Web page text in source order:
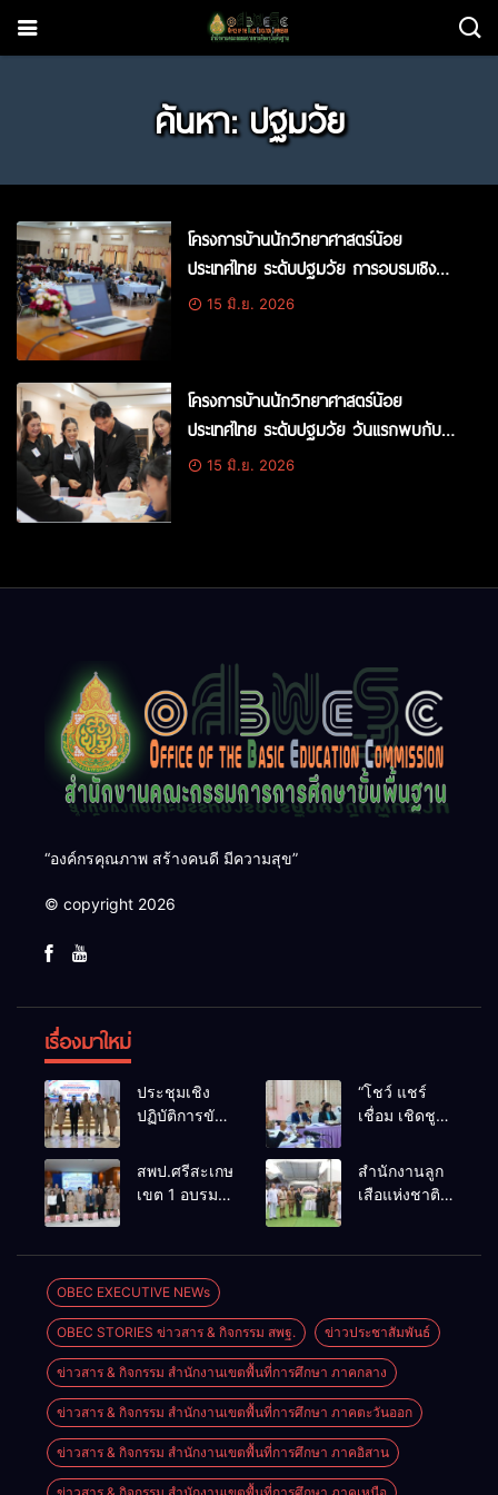
ค้นหา: ปฐมวัย
โครงการบ้านนักวิทยาศาสตร์น้อย
ประเทศไทย ระดับปฐมวัย การอบรมเชิง
ปฏิบัติการ ขั้นเฉพาะทาง หัวข้อ การบริโภค
15 มิ.ย. 2026
โครงการบ้านนักวิทยาศาสตร์น้อย
ประเทศไทย ระดับปฐมวัย วันแรกพบกับ
กิจกรรมขั้นพื้นฐาน เรื่อง น้ำ อากาศ
15 มิ.ย. 2026
“องค์กรคุณภาพ สร้างคนดี มีความสุข”
© copyright 2026
เรื่องมาใหม่
ประชุมเชิง
ปฏิบัติการขับ
เสนอการ
บริหารงาน
ด้านการศึกษา
ในภูมิภาค
ของสำนักงาน
ศึกษาธิการ
ภาค 11
“โชว์ แชร์
เชื่อม เชิดชู
โรงเรียน
มาตรฐาน
วางแผน
ภูมิภาค
สพป.ศรีสะเกษ
เขต 1 อบรม
นิเทศภายใน
เพื่อเสริมสร้าง
สมรรถนะครู
และยกระดับ
คุณภาพผู้
เรียนอย่าง
ยั่งยืนของ
โรงเรียน
ขยายโอกาส
สำนักงานลูก
เสือแห่งชาติ
พวงหรีด เพื่อ
ร่วมแสดง
ความอาลัยต่อ
การจากไป
ของ รอง
ผอ.โรงเรียน
เทพศิรินทร์
OBEC EXECUTIVE NEWs
OBEC STORIES ข่าวสาร & กิจกรรม สพฐ. ข่าวประชาสัมพันธ์
ข่าวสาร & กิจกรรม สำนักงานเขตพื้นที่การศึกษา ภาคกลาง
ข่าวสาร & กิจกรรม สำนักงานเขตพื้นที่การศึกษา ภาคตะวันออก
ข่าวสาร & กิจกรรม สำนักงานเขตพื้นที่การศึกษา ภาคอิสาน